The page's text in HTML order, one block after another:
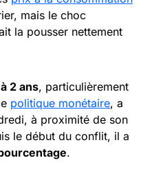
mais le choc
la pousser nettement
2 ans, particulièrement
politique monétaire, a
à proximité de son
le début du conflit, il a
.